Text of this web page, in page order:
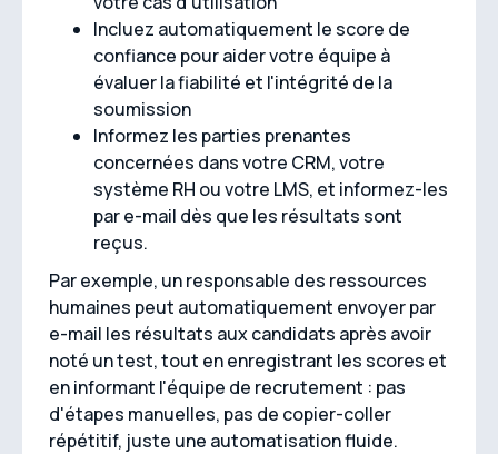
Incluez automatiquement le score de
confiance pour aider votre équipe à
évaluer la fiabilité et l'intégrité de la
soumission
Informez les parties prenantes
concernées dans votre CRM, votre
système RH ou votre LMS, et informez-les
par e-mail dès que les résultats sont
reçus.
Par exemple, un responsable des ressources
humaines peut automatiquement envoyer par
e-mail les résultats aux candidats après avoir
noté un test, tout en enregistrant les scores et
en informant l'équipe de recrutement : pas
d'étapes manuelles, pas de copier-coller
répétitif, juste une automatisation fluide.